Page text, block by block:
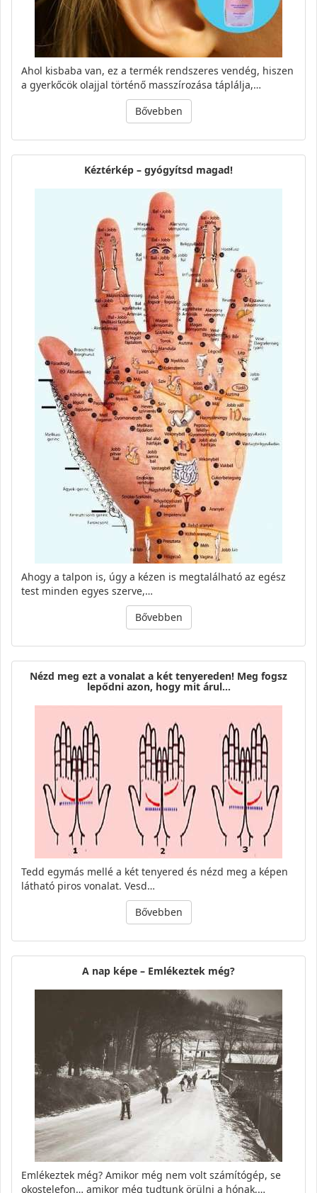
Ahol kisbaba van, ez a termék rendszeres vendég, hiszen
a gyerkőcök olajjal történő masszírozása táplálja,…
Bővebben
Kéztérkép – gyógyítsd magad!
Ahogy a talpon is, úgy a kézen is megtalálható az egész
test minden egyes szerve,…
Bővebben
Nézd meg ezt a vonalat a két tenyereden! Meg fogsz
lepődni azon, hogy mit árul…
Tedd egymás mellé a két tenyered és nézd meg a képen
látható piros vonalat. Vesd…
Bővebben
A nap képe – Emlékeztek még?
Emlékeztek még? Amikor még nem volt számítógép, se
okostelefon… amikor még tudtunk örülni a hónak,…